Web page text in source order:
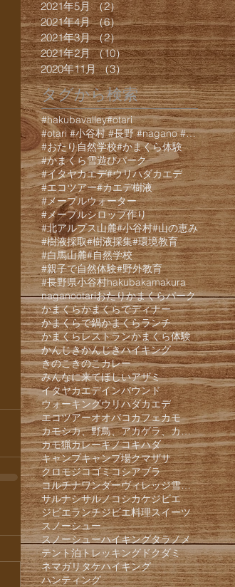
2021年5月 （2）2件の記事
2021年4月 （6）6件の記事
2021年3月 （2）2件の記事
2021年2月 （10）10件の記事
2020年11月 （3）3件の記事
タグから検索
#hakubavalley#otari
#otari #小谷村 #長野 #nagano #白馬 #hakuba #栂池 #栂池高原 #栂池高
#おたり自然学校#かまくら体験
#かまくら雪遊びパーク
#イタヤカエデ#ウリハダカエデ
#エコツアー#カエデ樹液
#メープルウォーター
#メープルシロップ作り
#北アルプス山麓#小谷村#山の恵み
#樹液採取#樹液採集#環境教育
#白馬山麓#自然学校
#親子で自然体験#野外教育
#長野県小谷村hakubakamakura
naganootariおたりかまくらパーク
かまくらかまくらでディナー
かまくらで鍋かまくらランチ
かまくらレストランかまくら体験
かんじきかんじきハイキング
きのこきのこカレー
みんなに来てほしいアザミ
イタヤカエデインバウンド
ウォーキングウリハダカエデ
エコツアーオオバコカフェカモ
カモシカ、野鳥、アカゲラ、カケス、クモロジ、野生動物、かんじき、
カモ猟カレーキノコキハダ
キャンプキャンプ場クマザサ
クロモジコゴミコシアブラ
コルチナワンダーヴィレッジ雪遊びパーク
サルナシサルノコシカケジビエ
ジビエランチジビエ料理スイーツ
スノーシュー
スノーシューハイキングタラノメ
テント泊トレッキングドクダミ
ネマガリタケハイキング
ハンティング